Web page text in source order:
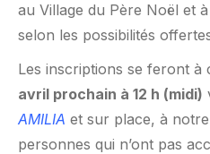
au Village du Père Noël et
selon les possibilités
Les inscriptions se feront à
avril prochain à 12 h (midi)
AMILIA et sur place, à
personnes qui n’ont pas